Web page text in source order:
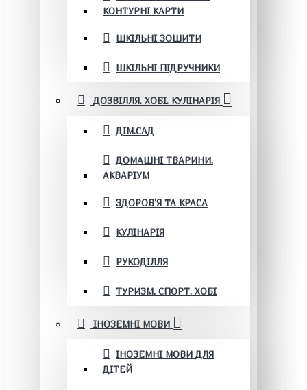
КОНТУРНІ КАРТИ
ШКІЛЬНІ ЗОШИТИ
ШКІЛЬНІ ПІДРУЧНИКИ
ДОЗВІЛЛЯ. ХОБІ. КУЛІНАРІЯ
ДІМ.САД
ДОМАШНІ ТВАРИНИ.
АКВАРІУМ
ЗДОРОВ'Я ТА КРАСА
КУЛІНАРІЯ
РУКОДІЛЛЯ
ТУРИЗМ. СПОРТ. ХОБІ
ІНОЗЕМНІ МОВИ
ІНОЗЕМНІ МОВИ ДЛЯ
ДІТЕЙ